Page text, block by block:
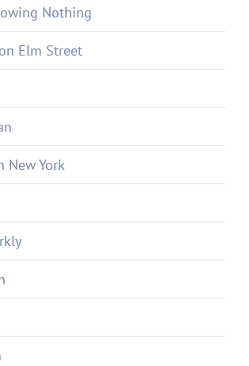
Nothing
Elm Street
New York